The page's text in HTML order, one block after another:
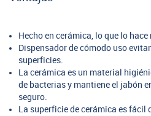
Hecho en cerámica, lo que lo
Dispensador de cómodo uso
superficies.
La cerámica es un material
de bacterias y mantiene el jabón
seguro.
La superficie de cerámica es fácil